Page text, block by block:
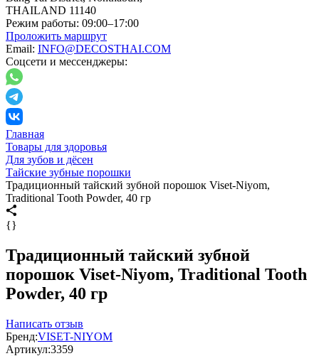
THAILAND 11140
Режим работы: 09:00–17:00
Проложить маршрут
Email: INFO@DECOSTHAI.COM
Соцсети и мессенджеры:
Главная
Товары для здоровья
Для зубов и дёсен
Тайские зубные порошки
Традиционный тайский зубной порошок Viset-Niyom,
Traditional Tooth Powder, 40 гр
{}
Традиционный тайский зубной
порошок Viset-Niyom, Traditional Tooth
Powder, 40 гр
Написать отзыв
Бренд:VISET-NIYOM
Артикул:3359